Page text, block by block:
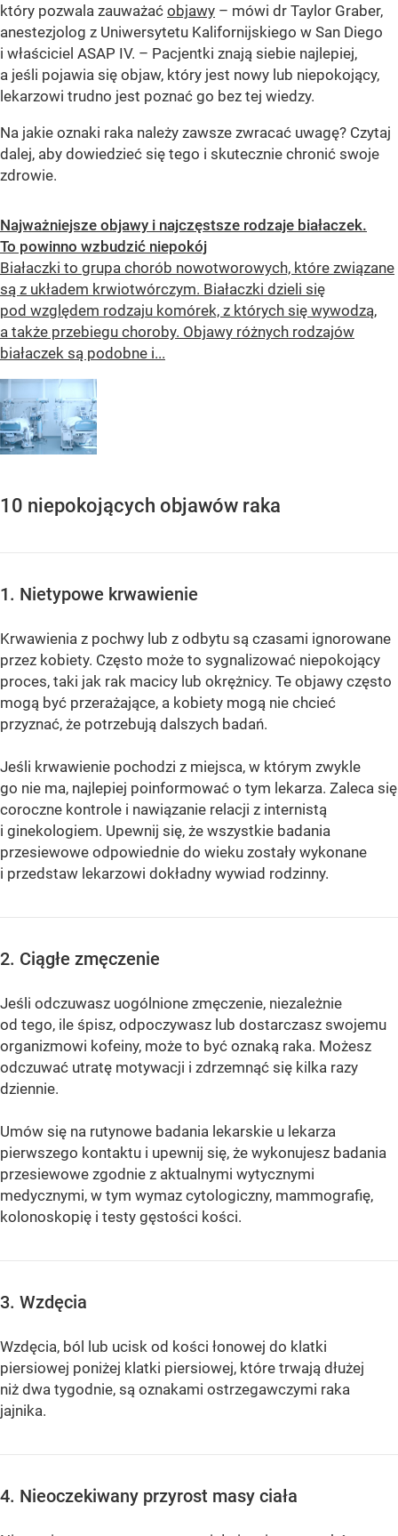
który pozwala zauważać objawy – mówi dr Taylor Graber,
anestezjolog z Uniwersytetu Kalifornijskiego w San Diego
i właściciel ASAP IV. – Pacjentki znają siebie najlepiej,
a jeśli pojawia się objaw, który jest nowy lub niepokojący,
lekarzowi trudno jest poznać go bez tej wiedzy.
Na jakie oznaki raka należy zawsze zwracać uwagę? Czytaj
dalej, aby dowiedzieć się tego i skutecznie chronić swoje
zdrowie.
Najważniejsze objawy i najczęstsze rodzaje białaczek.
To powinno wzbudzić niepokój
Białaczki to grupa chorób nowotworowych, które związane
są z układem krwiotwórczym. Białaczki dzieli się
pod względem rodzaju komórek, z których się wywodzą,
a także przebiegu choroby. Objawy różnych rodzajów
białaczek są podobne i...
10 niepokojących objawów raka
1. Nietypowe krwawienie
Krwawienia z pochwy lub z odbytu są czasami ignorowane
przez kobiety. Często może to sygnalizować niepokojący
proces, taki jak rak macicy lub okrężnicy. Te objawy często
mogą być przerażające, a kobiety mogą nie chcieć
przyznać, że potrzebują dalszych badań.
Jeśli krwawienie pochodzi z miejsca, w którym zwykle
go nie ma, najlepiej poinformować o tym lekarza. Zaleca się
coroczne kontrole i nawiązanie relacji z internistą
i ginekologiem. Upewnij się, że wszystkie badania
przesiewowe odpowiednie do wieku zostały wykonane
i przedstaw lekarzowi dokładny wywiad rodzinny.
2. Ciągłe zmęczenie
Jeśli odczuwasz uogólnione zmęczenie, niezależnie
od tego, ile śpisz, odpoczywasz lub dostarczasz swojemu
organizmowi kofeiny, może to być oznaką raka. Możesz
odczuwać utratę motywacji i zdrzemnąć się kilka razy
dziennie.
Umów się na rutynowe badania lekarskie u lekarza
pierwszego kontaktu i upewnij się, że wykonujesz badania
przesiewowe zgodnie z aktualnymi wytycznymi
medycznymi, w tym wymaz cytologiczny, mammografię,
kolonoskopię i testy gęstości kości.
3. Wzdęcia
Wzdęcia, ból lub ucisk od kości łonowej do klatki
piersiowej poniżej klatki piersiowej, które trwają dłużej
niż dwa tygodnie, są oznakami ostrzegawczymi raka
jajnika.
4. Nieoczekiwany przyrost masy ciała